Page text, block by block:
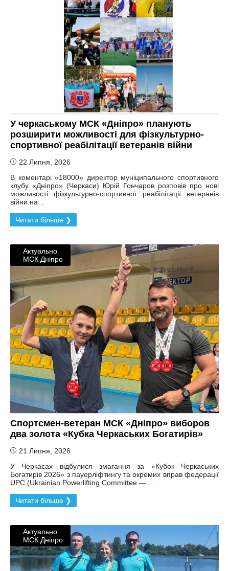
У черкаському МСК «Дніпро» планують
розширити можливості для фізкультурно‐
спортивної реабілітації ветеранів війни
22 Липня, 2026
В коментарі «18000» директор муніципального спортивного
клубу «Дніпро» (Черкаси) Юрій Гончаров розповів про нові
можливості фізкультурно‐спортивної реабілітації ветеранів
війни на…
Читати більше ❯
Актуально
МСК Дніпро
Спортсмен-ветеран МСК «Дніпро» виборов
два золота «Кубка Черкаських Богатирів»
21 Липня, 2026
У Черкасах відбулися змагання за «Кубок Черкаських
Богатирів 2026» з пауерліфтингу та окремих вправ федерації
UPC (Ukrainian Powerlifting Committee —…
Читати більше ❯
Актуально
МСК Дніпро